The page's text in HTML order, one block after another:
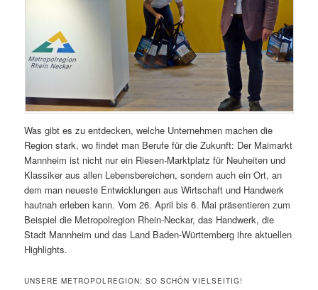
Was gibt es zu entdecken, welche Unternehmen machen die
Region stark, wo findet man Berufe für die Zukunft: Der Maimarkt
Mannheim ist nicht nur ein Riesen-Marktplatz für Neuheiten und
Klassiker aus allen Lebensbereichen, sondern auch ein Ort, an
dem man neueste Entwicklungen aus Wirtschaft und Handwerk
hautnah erleben kann. Vom 26. April bis 6. Mai präsentieren zum
Beispiel die Metropolregion Rhein-Neckar, das Handwerk, die
Stadt Mannheim und das Land Baden-Württemberg ihre aktuellen
Highlights.
UNSERE METROPOLREGION: SO SCHÖN VIELSEITIG!